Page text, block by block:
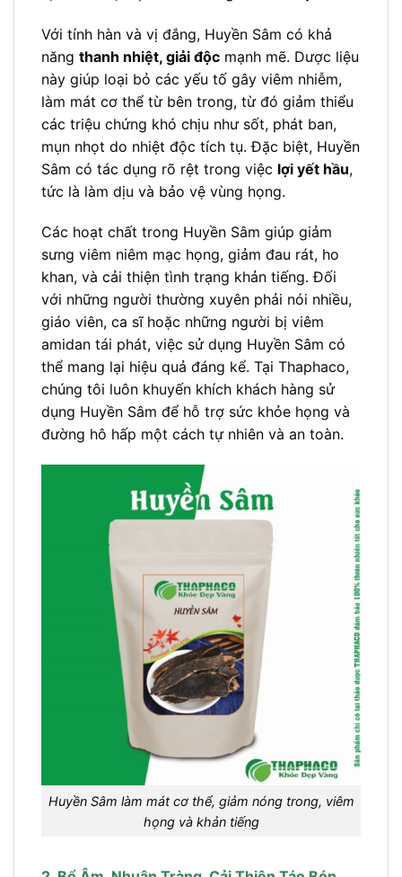
Với tính hàn và vị đắng, Huyền Sâm có khả
năng thanh nhiệt, giải độc mạnh mẽ. Dược liệu
này giúp loại bỏ các yếu tố gây viêm nhiễm,
làm mát cơ thể từ bên trong, từ đó giảm thiểu
các triệu chứng khó chịu như sốt, phát ban,
mụn nhọt do nhiệt độc tích tụ. Đặc biệt, Huyền
Sâm có tác dụng rõ rệt trong việc lợi yết hầu,
tức là làm dịu và bảo vệ vùng họng.
Các hoạt chất trong Huyền Sâm giúp giảm
sưng viêm niêm mạc họng, giảm đau rát, ho
khan, và cải thiện tình trạng khản tiếng. Đối
với những người thường xuyên phải nói nhiều,
giáo viên, ca sĩ hoặc những người bị viêm
amidan tái phát, việc sử dụng Huyền Sâm có
thể mang lại hiệu quả đáng kể. Tại Thaphaco,
chúng tôi luôn khuyến khích khách hàng sử
dụng Huyền Sâm để hỗ trợ sức khỏe họng và
đường hô hấp một cách tự nhiên và an toàn.
Huyền Sâm làm mát cơ thể, giảm nóng trong, viêm
họng và khản tiếng